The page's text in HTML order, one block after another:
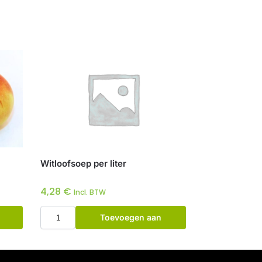
Witloofsoep per liter
4,28 € Incl. BTW
Toevoegen aan